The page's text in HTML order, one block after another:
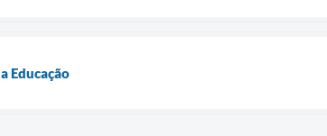
Educação